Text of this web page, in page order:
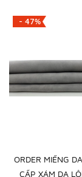
- 47%
ORDER MIẾNG
CẤP XÁM DA